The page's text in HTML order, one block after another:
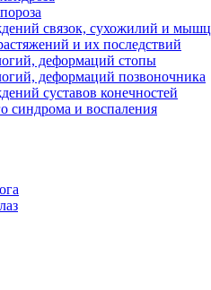
связок, сухожилий и мышц
и их последствий
деформаций стопы
деформаций позвоночника
суставов конечностей
синдрома и воспаления